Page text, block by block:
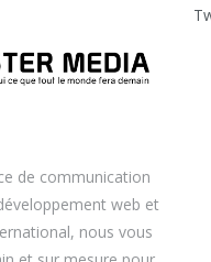
de communication
web et
nous vous